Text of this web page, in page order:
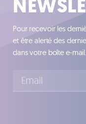
Pour recevoir les
et être alerté des
dans votre boîte e-mail.